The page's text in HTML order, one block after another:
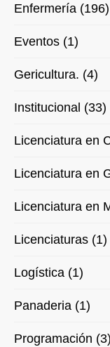
Enfermería (196)
Eventos (1)
Gericultura. (4)
Institucional (33)
Licenciatura en
Licenciatura en
Licenciatura en
Licenciaturas (1)
Logística (1)
Panaderia (1)
Programación (3)